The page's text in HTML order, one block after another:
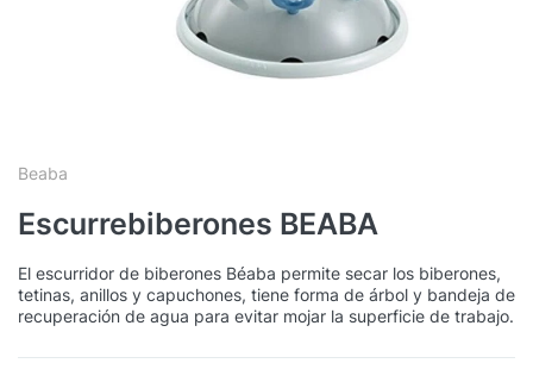
Beaba
Escurrebiberones BEABA
El escurridor de biberones Béaba permite secar los biberones,
tetinas, anillos y capuchones, tiene forma de árbol y bandeja de
recuperación de agua para evitar mojar la superficie de trabajo.